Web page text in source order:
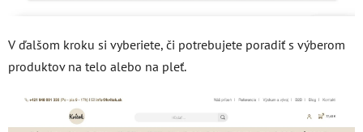
V ďalšom kroku si vyberiete, či potrebujete poradiť s výberom
produktov na telo alebo na pleť.